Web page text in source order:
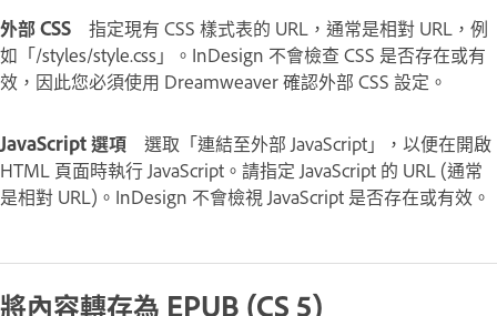
外部 CSS
指定現有 CSS 樣式表的 URL，通常是相對 URL，例
如「/styles/style.css」。InDesign 不會檢查 CSS 是否存在或有
效，因此您必須使用 Dreamweaver 確認外部 CSS 設定。
JavaScript 選項
選取「連結至外部 JavaScript」，以便在開啟
HTML 頁面時執行 JavaScript。請指定 JavaScript 的 URL (通常
是相對 URL)。InDesign 不會檢視 JavaScript 是否存在或有效。
將內容轉存為 EPUB (CS 5)